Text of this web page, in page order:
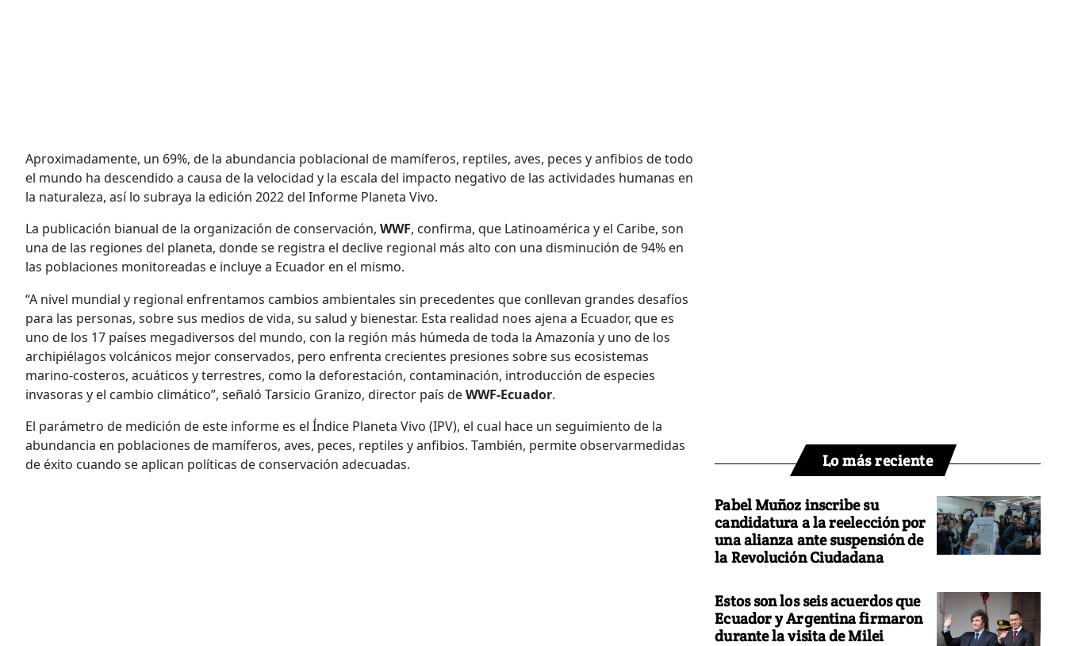
Aproximadamente, un 69%, de la abundancia poblacional de mamíferos, reptiles, aves, peces y anfibios de todo
el mundo ha descendido a causa de la velocidad y la escala del impacto negativo de las actividades humanas en
la naturaleza, así lo subraya la edición 2022 del Informe Planeta Vivo.
La publicación bianual de la organización de conservación, WWF, confirma, que Latinoamérica y el Caribe, son
una de las regiones del planeta, donde se registra el declive regional más alto con una disminución de 94% en
las poblaciones monitoreadas e incluye a Ecuador en el mismo.
“A nivel mundial y regional enfrentamos cambios ambientales sin precedentes que conllevan grandes desafíos
para las personas, sobre sus medios de vida, su salud y bienestar. Esta realidad noes ajena a Ecuador, que es
uno de los 17 países megadiversos del mundo, con la región más húmeda de toda la Amazonía y uno de los
archipiélagos volcánicos mejor conservados, pero enfrenta crecientes presiones sobre sus ecosistemas
marino-costeros, acuáticos y terrestres, como la deforestación, contaminación, introducción de especies
invasoras y el cambio climático”, señaló Tarsicio Granizo, director país deWWF-Ecuador.
El parámetro de medición de este informe es el Índice Planeta Vivo (IPV), el cual hace un seguimiento de la
abundancia en poblaciones de mamíferos, aves, peces, reptiles y anfibios. También, permite observarmedidas
de éxito cuando se aplican políticas de conservación adecuadas.
Lo más reciente
Pabel Muñoz inscribe su
candidatura a la reelección por
una alianza ante suspensión de
la Revolución Ciudadana
Estos son los seis acuerdos que
Ecuador y Argentina firmaron
durante la visita de Milei